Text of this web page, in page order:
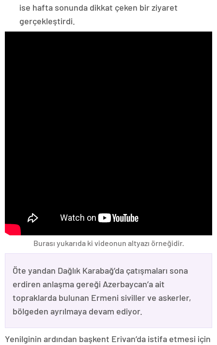
ise hafta sonunda dikkat çeken bir ziyaret
gerçekleştirdi.
Burası yukarıda ki videonun altyazı örneğidir.
Öte yandan Dağlık Karabağ’da çatışmaları sona
erdiren anlaşma gereği Azerbaycan’a ait
topraklarda bulunan Ermeni siviller ve askerler,
bölgeden ayrılmaya devam ediyor.
Yenilginin ardından başkent Erivan’da istifa etmesi için